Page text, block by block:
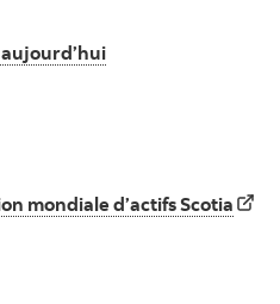
Commencez à
mondiale d’actifs Scotia